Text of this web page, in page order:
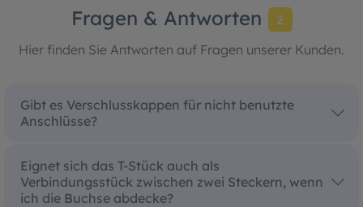
Fragen & Antworten
2
Hier finden Sie Antworten auf Fragen unserer Kunden.
Gibt es Verschlusskappen für nicht benutzte
Anschlüsse?
Eignet sich das T-Stück auch als
Verbindungsstück zwischen zwei Steckern, wenn
ich die Buchse abdecke?